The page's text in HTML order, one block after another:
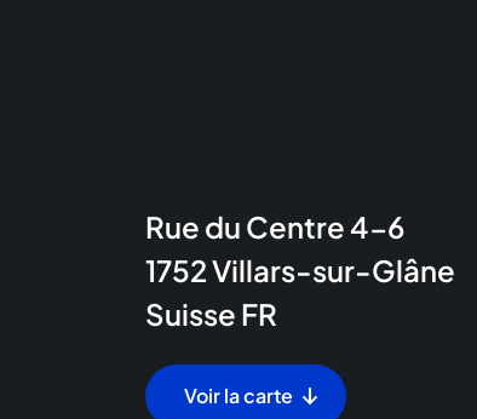
Rue du Centre 4-6
1752Villars-sur-Glâne
Suisse FR
Voir la carte